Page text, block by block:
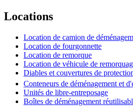
Locations
Location de camion de
Location de fourgonnette
Location de remorque
Location de véhicule de
Diables et couvertures de
Conteneurs de déménagement et
Unités de libre-entreposage
Boîtes de déménagement